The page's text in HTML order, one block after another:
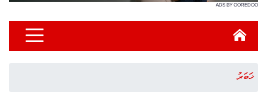
ADS BY OOREDOO
ޚަބަރު